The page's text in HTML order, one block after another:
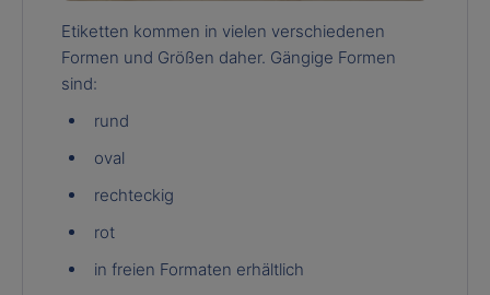
Etiketten kommen in vielen verschiedenen
Formen und Größen daher. Gängige Formen
sind:
rund
oval
rechteckig
rot
in freien Formaten erhältlich